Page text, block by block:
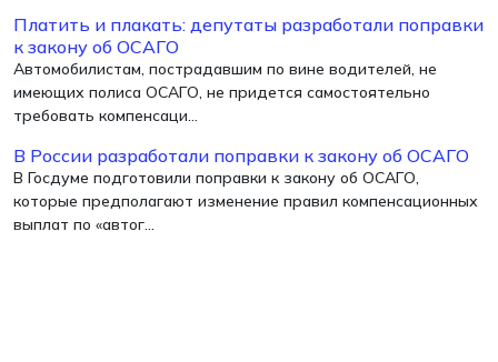
Платить и плакать: депутаты разработали поправки
к закону об ОСАГО
Автомобилистам, пострадавшим по вине водителей, не
имеющих полиса ОСАГО, не придется самостоятельно
требовать компенсаци...
В России разработали поправки к закону об ОСАГО
В Госдуме подготовили поправки к закону об ОСАГО,
которые предполагают изменение правил компенсационных
выплат по «автог...